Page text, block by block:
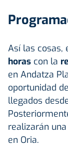
Así las cosas,
horas con la
en Andatza
oportunidad
llegados
realizarán una
en Oria.